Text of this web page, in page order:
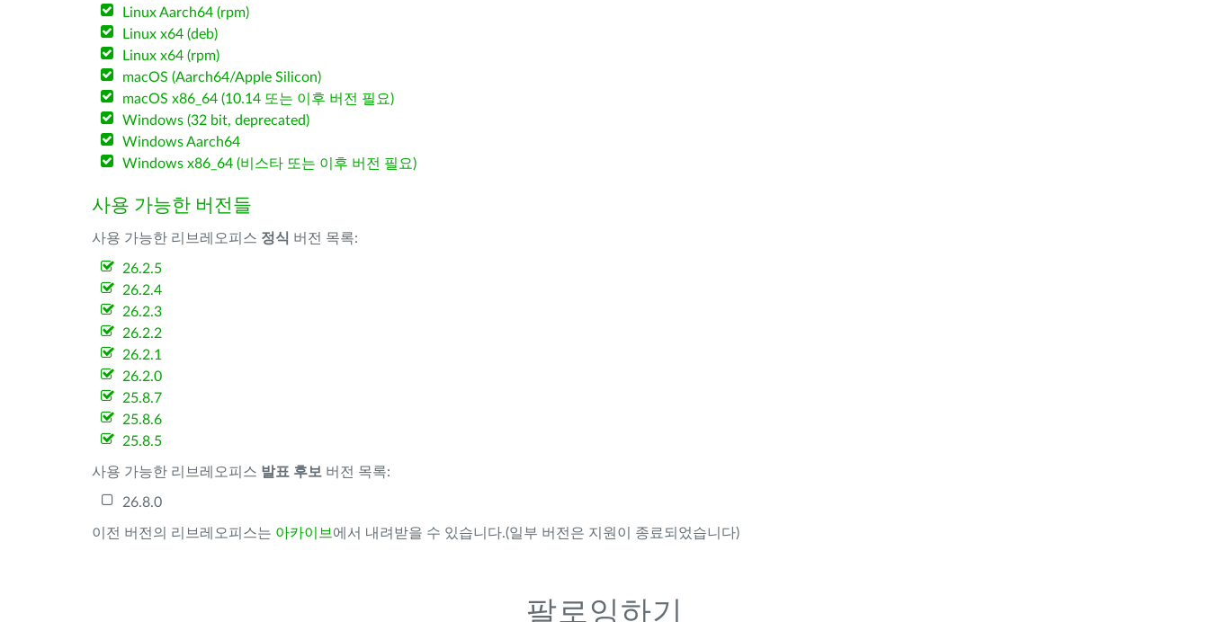
Linux Aarch64 (rpm)
Linux x64 (deb)
Linux x64 (rpm)
macOS (Aarch64/Apple Silicon)
macOS x86_64 (10.14 또는 이후 버전 필요)
Windows (32 bit, deprecated)
Windows Aarch64
Windows x86_64 (비스타 또는 이후 버전 필요)
사용 가능한 버전들
사용 가능한 리브레오피스 정식 버전 목록:
26.2.5
26.2.4
26.2.3
26.2.2
26.2.1
26.2.0
25.8.7
25.8.6
25.8.5
사용 가능한 리브레오피스 발표 후보 버전 목록:
26.8.0
이전 버전의 리브레오피스는 아카이브 에서 내려받을 수 있습니다.(일부 버전은 지원이 종료되었습니다)
팔로잉하기